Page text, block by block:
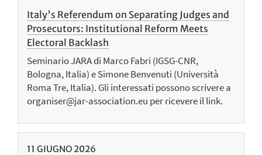
Italy's Referendum on Separating Judges and
Prosecutors: Institutional Reform Meets
Electoral Backlash
Seminario JARA di Marco Fabri (IGSG-CNR,
Bologna, Italia) e Simone Benvenuti (Università
Roma Tre, Italia). Gli interessati possono scrivere a
organiser@jar-association.eu per ricevere il link.
11 GIUGNO 2026